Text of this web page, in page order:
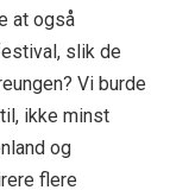
at også
slik de
Vi burde
ikke minst
og
flere